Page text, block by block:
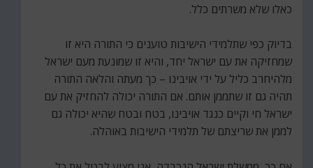
כאלו שלא משרתים כלל.
בדיוק כפי שתלמידי הישיבות טוענים כי התורה היא זו
שמחזיקה את עם ישראל יחד, והיא זו שמונעת מעם ישראל
מלהיחרב כליל על ידי אויבינו – כך מעתה והלאה התורה
תהיה גם זו שתממן אותם. אם התורה יכולה להחזיק את עם
ישראל חי וקיים כנגד אויבינו, בטח ובטח שהיא יכולה גם
לממן את שריצתם של תלמידי הישיבות באוהלה.